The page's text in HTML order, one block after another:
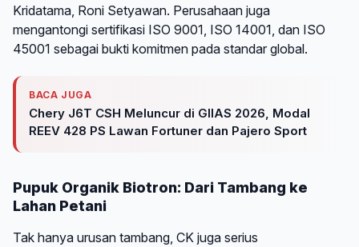
Kridatama, Roni Setyawan. Perusahaan juga
mengantongi sertifikasi ISO 9001, ISO 14001, dan ISO
45001 sebagai bukti komitmen pada standar global.
BACA JUGA
Chery J6T CSH Meluncur di GIIAS 2026, Modal
REEV 428 PS Lawan Fortuner dan Pajero Sport
Pupuk Organik Biotron: Dari Tambang ke
Lahan Petani
Tak hanya urusan tambang, CK juga serius